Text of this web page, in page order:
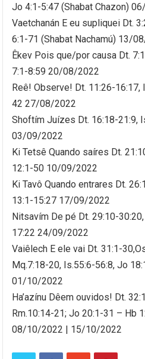
Jo 4:1-5:47 (Shabat Chazon)
Vaetchanán E eu supliquei Dt.
6:1-71 (Shabat Nachamú) 13/
Êkev Pois que/por causa Dt.
7:1-8:59 20/08/2022
Reê! Observe! Dt. 11:26-
42 27/08/2022
Shoftím Juízes Dt. 16:18-21:9,
03/09/2022
Ki Tetsê Quando saíres Dt.
12:1-50 10/09/2022
Ki Tavô Quando entrares Dt.
13:1-15:27 17/09/2022
Nitsavím De pé Dt. 29:10-
17:22 24/09/2022
Vaiêlech E ele vai Dt. 31:1-
Mq.7:18-20, Is.55:6-56:8, Jo
01/10/2022
Ha’azínu Dêem ouvidos! Dt.
Rm.10:14-21; Jo 20:1-31 – Hb
08/10/2022 | 15/10/2022